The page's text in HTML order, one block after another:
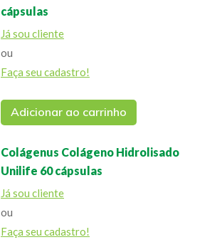
cápsulas
Já sou cliente
ou
Faça seu cadastro!
Adicionar ao carrinho
Colágenus Colágeno Hidrolisado
Unilife 60 cápsulas
Já sou cliente
ou
Faça seu cadastro!